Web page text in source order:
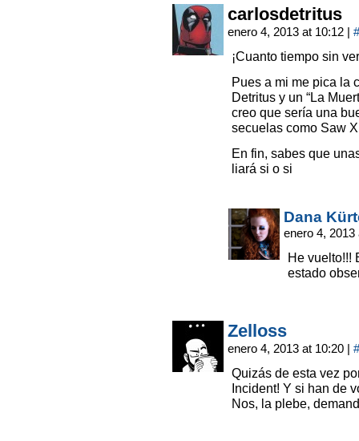
carlosdetritus
enero 4, 2013 at 10:12 | #
¡Cuanto tiempo sin
Pues a mi me pica la
Detritus y un “La
creo que sería una
secuelas como Saw
En fin, sabes que
liará si o si
Dana
enero 4,
He vuelto!!!
estado
Zelloss
enero 4, 2013 at 10:20 | #
Quizás de esta vez
Incident! Y si han de
Nos, la plebe,